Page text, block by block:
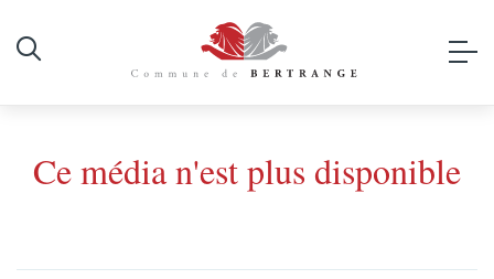
Ce média n'est plus disponible